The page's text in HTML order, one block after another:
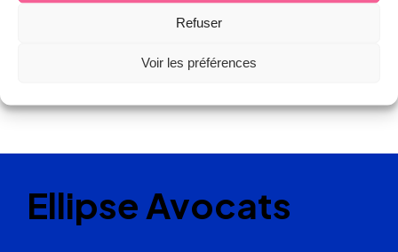
Refuser
Voir les préférences
Ellipse Avocats